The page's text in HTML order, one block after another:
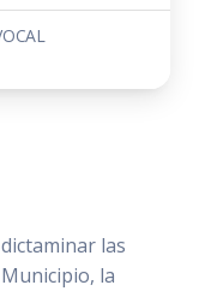
las
la